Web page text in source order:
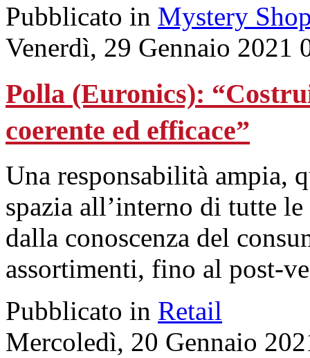
Pubblicato in Mystery
Venerdì, 29 Gennaio 2021
Polla (Euronics):
coerente ed efficace”
Una responsabilità ampia,
spazia all’interno di tutte
dalla conoscenza del
assortimenti, fino al post-
Pubblicato in Retail
Mercoledì, 20 Gennaio